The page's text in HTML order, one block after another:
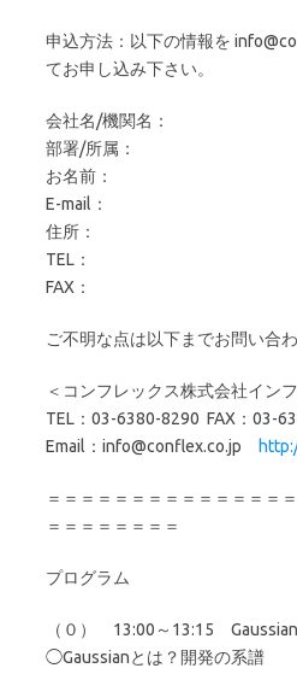
申込方法：以下の情報を
てお申し込み下さい。
会社名/機関名：
部署/所属：
お名前：
E-mail：
住所：
TEL：
FAX：
ご不明な点は以下までお問い合わ
＜コンフレックス株式会社イン
TEL：03-6380-8290 FAX：03-
Email：info@conflex.co.jp
＝＝＝＝＝＝＝＝＝＝＝＝＝＝
＝＝＝＝＝＝＝＝
プログラム
（０） 13:00～13:15
◯Gaussianとは？開発の系譜